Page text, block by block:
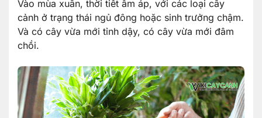
Vào mùa xuân, thời tiết ấm áp, với các loại cây
cảnh ở trạng thái ngủ đông hoặc sinh trưởng chậm.
Và có cây vừa mới tỉnh dậy, có cây vừa mới đâm
chồi.